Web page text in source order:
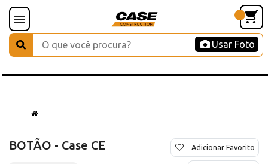
Usar Foto
BOTÃO - Case CE Adicionar Favorito